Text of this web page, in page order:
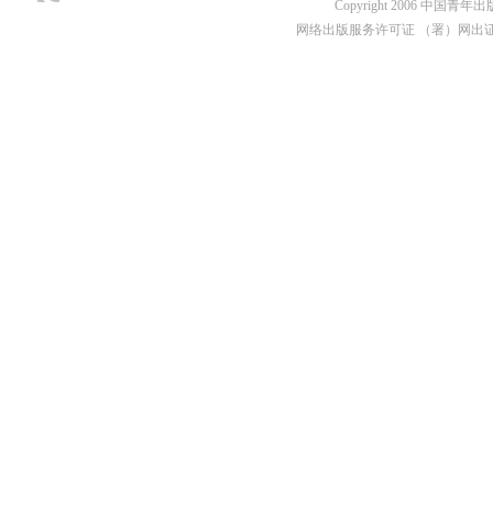
Copyright 2006 中国青年出
网络出版服务许可证 （署）网出